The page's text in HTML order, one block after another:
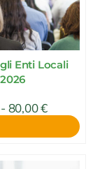
Enti Locali
- 80,00€Fascia
prezzo: